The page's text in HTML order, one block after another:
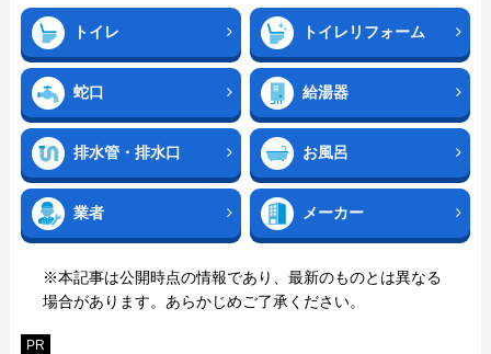
トイレ トイレリフォーム
蛇口 給湯器
排水管・排水口 お風呂
業者 メーカー
※本記事は公開時点の情報であり、最新のものとは異なる
場合があります。あらかじめご了承ください。
PR